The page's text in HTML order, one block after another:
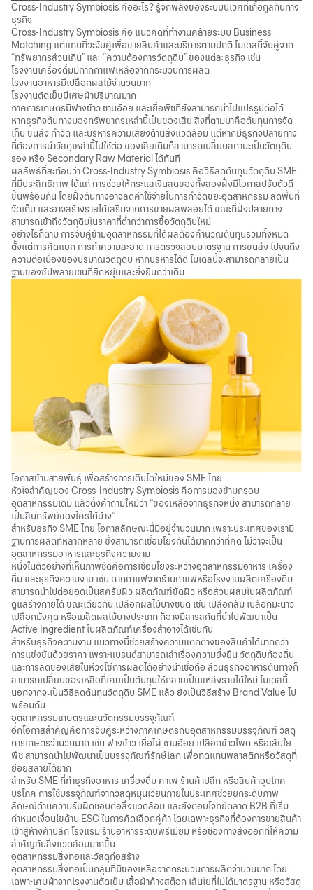
Cross-Industry Symbiosis คืออะไร? รู้จักพลังของระบบนิเวศที่เกื้อกูลกันทาง
ธุรกิจ
Cross-Industry Symbiosis คือ แนวคิดที่ทำงานคล้ายระบบ Business
Matching แต่แทนที่จะจับคู่เพื่อขายสินค้าและบริการตามปกติ โมเดลนี้จับคู่จาก
“ทรัพยากรส่วนเกิน” และ “ความต้องการวัตถุดิบ” ของแต่ละธุรกิจ เช่น
โรงงานเครื่องดื่มมีกากกาแฟเหลือจากกระบวนการผลิต
โรงงานอาหารมีเปลือกผลไม้จำนวนมาก
โรงงานตัดเย็บมีเศษผ้าปริมาณมาก
ภาคการเกษตรมีฟางข้าว ชานอ้อย และเยื่อพืชที่ยังสามารถนำไปแปรรูปต่อได้
หากธุรกิจต้นทางมองทรัพยากรเหล่านี้เป็นของเสีย สิ่งที่ตามมาคือต้นทุนการจัด
เก็บ ขนส่ง กำจัด และบริหารความเสี่ยงด้านสิ่งแวดล้อม แต่หากมีธุรกิจปลายทาง
ที่ต้องการนำวัสดุเหล่านี้ไปใช้ต่อ ของเสียเดิมก็สามารถเปลี่ยนสถานะเป็นวัตถุดิบ
รอง หรือ Secondary Raw Material ได้ทันที
ผลลัพธ์ที่สะท้อนว่า Cross-Industry Symbiosis คือวิธีลดต้นทุนวัตถุดิบ SME
ที่มีประสิทธิภาพ ได้แก่ การช่วยให้กระแสเงินสดของทั้งสองฝั่งมีโอกาสปรับตัวดี
ขึ้นพร้อมกัน โดยฝั่งต้นทางอาจลดค่าใช้จ่ายในการกำจัดขยะอุตสาหกรรม ลดพื้นที่
จัดเก็บ และอาจสร้างรายได้เสริมจากการขายผลพลอยได้ ขณะที่ฝั่งปลายทาง
สามารถเข้าถึงวัตถุดิบในราคาที่ต่ำกว่าการซื้อวัตถุดิบใหม่
อย่างไรก็ตาม การจับคู่ข้ามอุตสาหกรรมที่ได้ผลต้องคำนวณต้นทุนรวมทั้งหมด
ตั้งแต่การคัดแยก การทำความสะอาด การตรวจสอบมาตรฐาน การขนส่ง ไปจนถึง
ความต่อเนื่องของปริมาณวัตถุดิบ หากบริหารได้ดี โมเดลนี้จะสามารถกลายเป็น
ฐานของซัปพลายเชนที่ยืดหยุ่นและยั่งยืนกว่าเดิม
โอกาสข้ามสายพันธุ์ เพื่อสร้างการเติบโตใหม่ของ SME ไทย
หัวใจสำคัญของ Cross-Industry Symbiosis คือการมองข้ามกรอบ
อุตสาหกรรมเดิม แล้วตั้งคำถามใหม่ว่า “ของเหลือจากธุรกิจหนึ่ง สามารถกลาย
เป็นสินทรัพย์ของใครได้บ้าง”
สำหรับธุรกิจ SME ไทย โอกาสลักษณะนี้มีอยู่จำนวนมาก เพราะประเทศของเรามี
ฐานการผลิตที่หลากหลาย ซึ่งสามารถเชื่อมโยงกันได้มากกว่าที่คิด ไม่ว่าจะเป็น
อุตสาหกรรมอาหารและธุรกิจความงาม
หนึ่งในตัวอย่างที่เห็นภาพชัดคือการเชื่อมโยงระหว่างอุตสาหกรรมอาหาร เครื่อง
ดื่ม และธุรกิจความงาม เช่น กากกาแฟจากร้านกาแฟหรือโรงงานผลิตเครื่องดื่ม
สามารถนำไปต่อยอดเป็นสครับผิว ผลิตภัณฑ์ขัดผิว หรือส่วนผสมในผลิตภัณฑ์
ดูแลร่างกายได้ ขณะเดียวกัน เปลือกผลไม้บางชนิด เช่น เปลือกส้ม เปลือกมะนาว
เปลือกมังคุด หรือเมล็ดผลไม้บางประเภท ก็อาจมีสารสกัดที่นำไปพัฒนาเป็น
Active Ingredient ในผลิตภัณฑ์เครื่องสำอางได้เช่นกัน
สำหรับธุรกิจความงาม แนวทางนี้ช่วยสร้างความแตกต่างของสินค้าได้มากกว่า
การแข่งขันด้วยราคา เพราะแบรนด์สามารถเล่าเรื่องความยั่งยืน วัตถุดิบท้องถิ่น
และการลดของเสียในห่วงโซ่การผลิตได้อย่างน่าเชื่อถือ ส่วนธุรกิจอาหารต้นทางก็
สามารถเปลี่ยนของเหลือที่เคยเป็นต้นทุนให้กลายเป็นแหล่งรายได้ใหม่ โมเดลนี้
นอกจากจะเป็นวิธีลดต้นทุนวัตถุดิบ SME แล้ว ยังเป็นวิธีสร้าง Brand Value ไป
พร้อมกัน
อุตสาหกรรมเกษตรและนวัตกรรมบรรจุภัณฑ์
อีกโอกาสสำคัญคือการจับคู่ระหว่างภาคเกษตรกับอุตสาหกรรมบรรจุภัณฑ์ วัสดุ
การเกษตรจำนวนมาก เช่น ฟางข้าว เยื่อไผ่ ชานอ้อย เปลือกข้าวโพด หรือเส้นใย
พืช สามารถนำไปพัฒนาเป็นบรรจุภัณฑ์รักษ์โลก เพื่อทดแทนพลาสติกหรือวัสดุที่
ย่อยสลายได้ยาก
สำหรับ SME ที่ทำธุรกิจอาหาร เครื่องดื่ม คาเฟ ร้านค้าปลีก หรือสินค้าอุปโภค
บริโภค การใช้บรรจุภัณฑ์จากวัสดุหมุนเวียนภายในประเทศช่วยยกระดับภาพ
ลักษณ์ด้านความรับผิดชอบต่อสิ่งแวดล้อม และยังตอบโจทย์ตลาด B2B ที่เริ่ม
กำหนดเงื่อนไขด้าน ESGในการคัดเลือกคู่ค้า โดยเฉพาะธุรกิจที่ต้องการขายสินค้า
เข้าสู่ห้างค้าปลีก โรงแรม ร้านอาหารระดับพรีเมียม หรือช่องทางส่งออกที่ให้ความ
สำคัญกับสิ่งแวดล้อมมากขึ้น
อุตสาหกรรมสิ่งทอและวัสดุก่อสร้าง
อุตสาหกรรมสิ่งทอเป็นกลุ่มที่มีของเหลือจากกระบวนการผลิตจำนวนมาก โดย
เฉพาะเศษผ้าจากโรงงานตัดเย็บ เสื้อผ้าค้างสต๊อก เส้นใยที่ไม่ได้มาตรฐาน หรือวัสดุ